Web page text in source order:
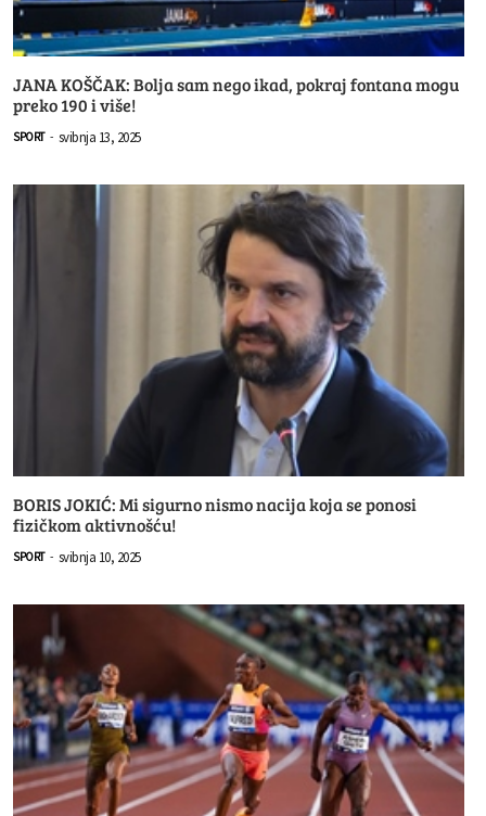
JANA KOŠČAK: Bolja sam nego ikad, pokraj fontana mogu
preko 190 i više!
SPORT - svibnja 13, 2025
BORIS JOKIĆ: Mi sigurno nismo nacija koja se ponosi
fizičkom aktivnošću!
SPORT - svibnja 10, 2025